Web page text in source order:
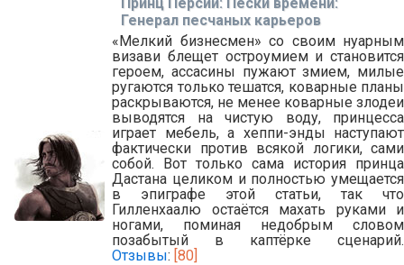
Генерал песчаных карьеров
«Мелкий бизнесмен» со своим нуарным
визави блещет остроумием и становится
героем, ассасины пужают змием, милые
ругаются только тешатся, коварные планы
раскрываются, не менее коварные злодеи
выводятся на чистую воду, принцесса
играет мебель, а хеппи-энды наступают
фактически против всякой логики, сами
собой. Вот только сама история принца
Дастана целиком и полностью умещается
в эпиграфе этой статьи, так что
Гилленхаалю остаётся махать руками и
ногами, поминая недобрым словом
позабытый в каптёрке сценарий.
Отзывы: [80]